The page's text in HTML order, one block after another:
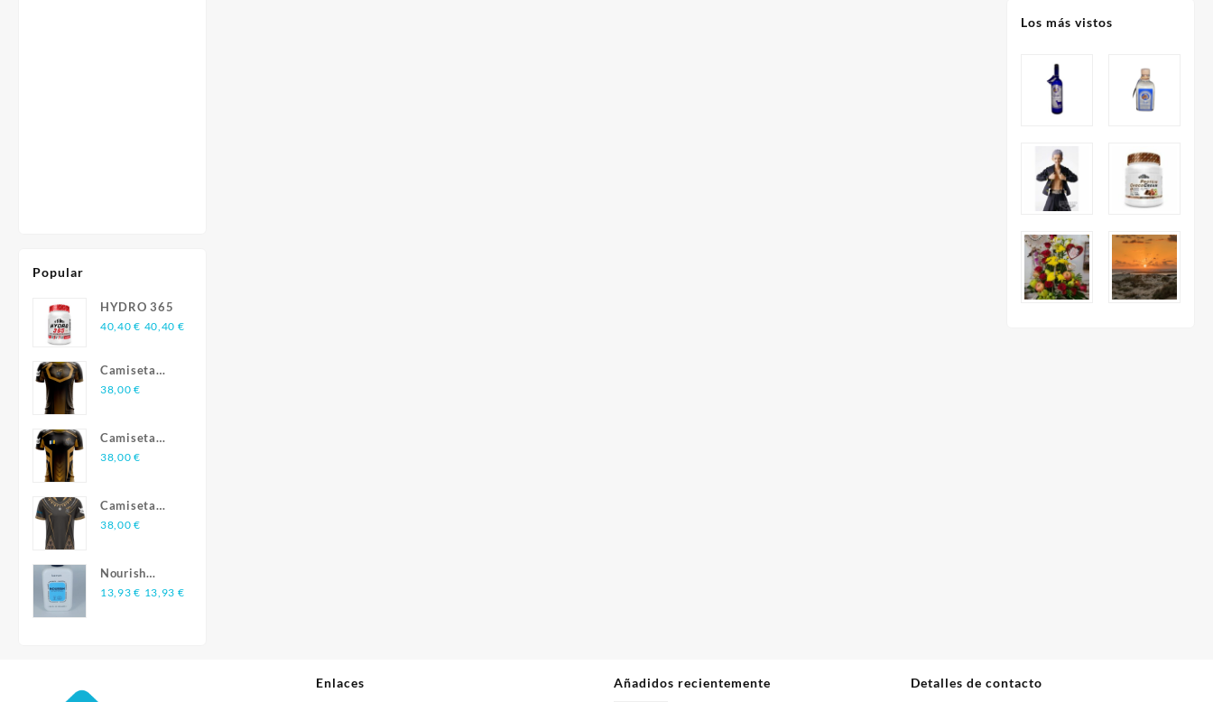
Popular
HYDRO 365
40,40€ 40,40 €
Camiseta
Esports
38,00€
Camiseta
Esports
38,00€
Camiseta
Esports
38,00€
Nourish
champú
13,93€ 13,93 €
Los más vistos
Enlaces Añadidos recientemente Detalles de contacto